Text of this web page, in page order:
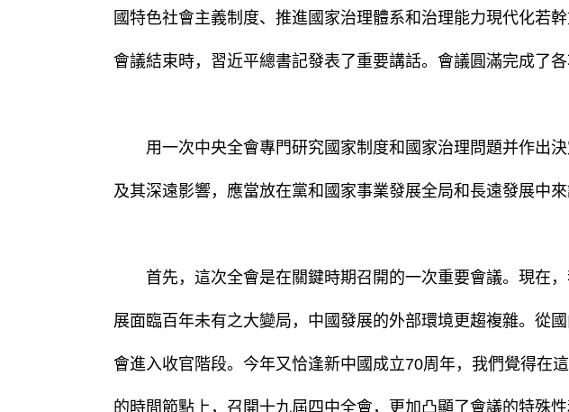
國特色社會主義制度、推進國家治理體系和治理能力現代化若
會議結束時，習近平總書記發表了重要講話。會議圓滿完成了各
用一次中央全會專門研究國家制度和國家治理問題并作出決
及其深遠影響，應當放在黨和國家事業發展全局和長遠發展中來
首先，這次全會是在關鍵時期召開的一次重要會議。現在，
展面臨百年未有之大變局，中國發展的外部環境更趨複雜。從
會進入收官階段。今年又恰逢新中國成立70周年，我們覺得在
的時間節點上，召開十九屆四中全會，更加凸顯了會議的特殊性